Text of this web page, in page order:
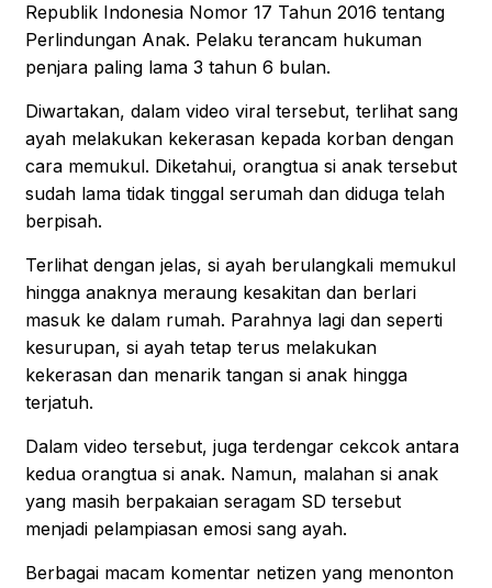
Republik Indonesia Nomor 17 Tahun 2016 tentang
Perlindungan Anak. Pelaku terancam hukuman
penjara paling lama 3 tahun 6 bulan.
Diwartakan, dalam video viral tersebut, terlihat sang
ayah melakukan kekerasan kepada korban dengan
cara memukul. Diketahui, orangtua si anak tersebut
sudah lama tidak tinggal serumah dan diduga telah
berpisah.
Terlihat dengan jelas, si ayah berulangkali memukul
hingga anaknya meraung kesakitan dan berlari
masuk ke dalam rumah. Parahnya lagi dan seperti
kesurupan, si ayah tetap terus melakukan
kekerasan dan menarik tangan si anak hingga
terjatuh.
Dalam video tersebut, juga terdengar cekcok antara
kedua orangtua si anak. Namun, malahan si anak
yang masih berpakaian seragam SD tersebut
menjadi pelampiasan emosi sang ayah.
Berbagai macam komentar netizen yang menonton